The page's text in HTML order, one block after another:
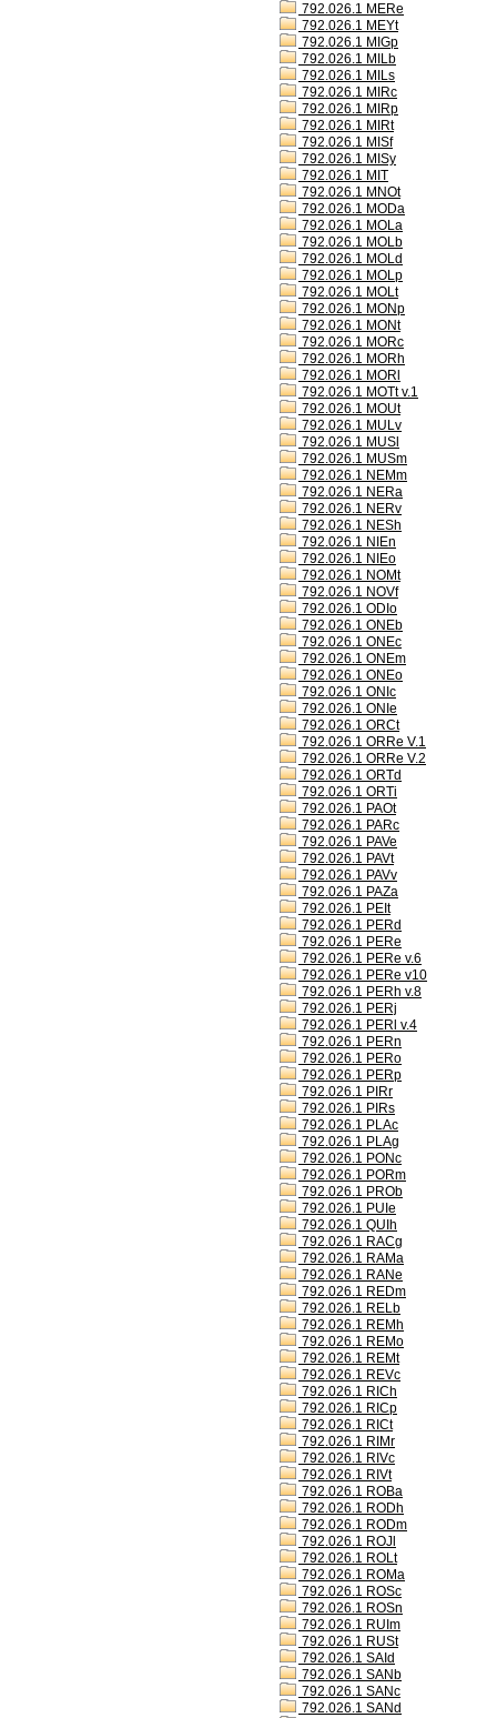
792.026.1 MERe
792.026.1 MEYt
792.026.1 MIGp
792.026.1 MILb
792.026.1 MILs
792.026.1 MIRc
792.026.1 MIRp
792.026.1 MIRt
792.026.1 MISf
792.026.1 MISy
792.026.1 MIT
792.026.1 MNOt
792.026.1 MODa
792.026.1 MOLa
792.026.1 MOLb
792.026.1 MOLd
792.026.1 MOLp
792.026.1 MOLt
792.026.1 MONp
792.026.1 MONt
792.026.1 MORc
792.026.1 MORh
792.026.1 MORl
792.026.1 MOTt v.1
792.026.1 MOUt
792.026.1 MULv
792.026.1 MUSl
792.026.1 MUSm
792.026.1 NEMm
792.026.1 NERa
792.026.1 NERv
792.026.1 NESh
792.026.1 NIEn
792.026.1 NIEo
792.026.1 NOMt
792.026.1 NOVf
792.026.1 ODIo
792.026.1 ONEb
792.026.1 ONEc
792.026.1 ONEm
792.026.1 ONEo
792.026.1 ONIc
792.026.1 ONIe
792.026.1 ORCt
792.026.1 ORRe V.1
792.026.1 ORRe V.2
792.026.1 ORTd
792.026.1 ORTi
792.026.1 PAOt
792.026.1 PARc
792.026.1 PAVe
792.026.1 PAVt
792.026.1 PAVv
792.026.1 PAZa
792.026.1 PEIt
792.026.1 PERd
792.026.1 PERe
792.026.1 PERe v.6
792.026.1 PERe v10
792.026.1 PERh v.8
792.026.1 PERj
792.026.1 PERl v.4
792.026.1 PERn
792.026.1 PERo
792.026.1 PERp
792.026.1 PIRr
792.026.1 PIRs
792.026.1 PLAc
792.026.1 PLAg
792.026.1 PONc
792.026.1 PORm
792.026.1 PROb
792.026.1 PUIe
792.026.1 QUIh
792.026.1 RACg
792.026.1 RAMa
792.026.1 RANe
792.026.1 REDm
792.026.1 RELb
792.026.1 REMh
792.026.1 REMo
792.026.1 REMt
792.026.1 REVc
792.026.1 RICh
792.026.1 RICp
792.026.1 RICt
792.026.1 RIMr
792.026.1 RIVc
792.026.1 RIVt
792.026.1 ROBa
792.026.1 RODh
792.026.1 RODm
792.026.1 ROJl
792.026.1 ROLt
792.026.1 ROMa
792.026.1 ROSc
792.026.1 ROSn
792.026.1 RUIm
792.026.1 RUSt
792.026.1 SAId
792.026.1 SANb
792.026.1 SANc
792.026.1 SANd